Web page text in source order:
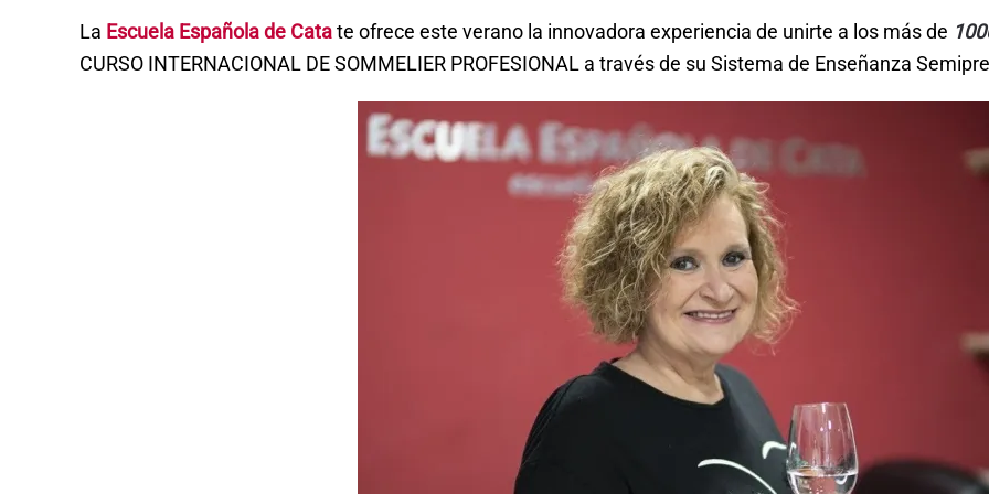
La Escuela Española de Catate ofrece este verano la innovadora experiencia de unirte a los más de
CURSO INTERNACIONAL DE SOMMELIER PROFESIONAL a través de su Sistema de Enseñanza